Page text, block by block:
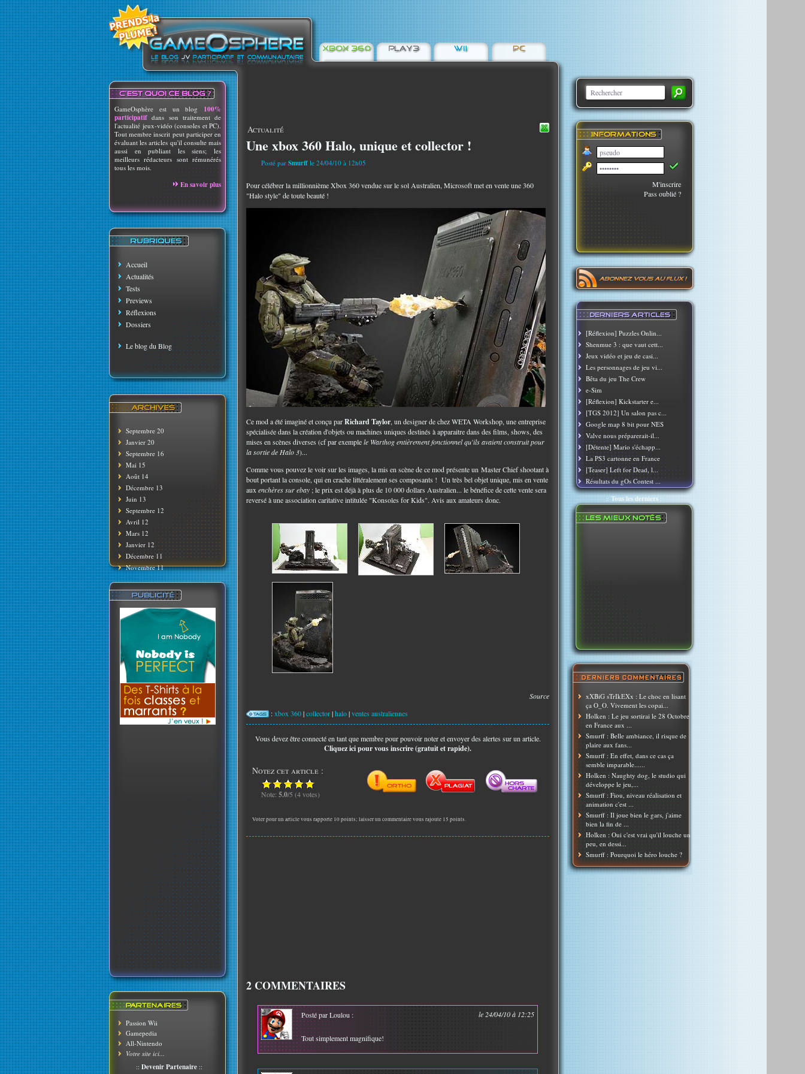
GameOsphère est un blog 100%
participatif dans son traitement de
l'actualité jeux-vidéo (consoles et PC).
Tout membre inscrit peut participer en
évaluant les articles qu'il consulte mais
aussi en publiant les siens; les
meilleurs rédacteurs sont rémunérés
tous les mois.
En savoir plus
Accueil
Actualités
Tests
Previews
Réflexions
Dossiers
Le blog du Blog
Septembre 20
Janvier 20
Septembre 16
Mai 15
Août 14
Décembre 13
Juin 13
Septembre 12
Avril 12
Mars 12
Janvier 12
Décembre 11
Novembre 11
Passion Wii
Gamepedia
All-Nintendo
Votre site ici...
:: Devenir Partenaire ::
M'inscrire
Pass oublié ?
[Réflexion] Puzzles Onlin...
Shenmue 3 : que vaut cett...
Jeux vidéo et jeu de casi...
Les personnages de jeu vi...
Bêta du jeu The Crew
e-Sim
[Réflexion] Kickstarter e...
[TGS 2012] Un salon pas c...
Google map 8 bit pour NES
Valve nous préparerait-il...
[Détente] Mario s'échapp...
La PS3 cartonne en France
[Teaser] Left for Dead, l...
Résultats du gOs Contest ...
:: Tous les derniers::
xXBiG sTrIkEXx : Le choc en lisant
ça O_O. Vivement les copai...
Holken : Le jeu sortirai le 28 Octobre
en France aux ...
Smurff : Belle ambiance, il risque de
plaire aux fans...
Smurff : En effet, dans ce cas ça
semble imparable......
Holken : Naughty dog, le studio qui
développe le jeu,...
Smurff : Fiou, niveau réalisation et
animation c'est ...
Smurff : Il joue bien le gars, j'aime
bien la fin de ...
Holken : Oui c'est vrai qu'il louche un
peu, en dessi...
Smurff : Pourquoi le héro louche ?
Actualité
Une xbox 360 Halo, unique et collector !
Posté par Smurff le 24/04/10 à 12h05
Pour célébrer la millionnième Xbox 360 vendue sur le sol Australien, Microsoft met en vente une 360
"Halo style" de toute beauté !
Ce mod a été imaginé et conçu parRichard Taylor, un designer de chez WETA Workshop, une entreprise
spécialisée dans la création d'objets ou machines uniques destinés à apparaitre dans des films, shows, des
mises en scènes diverses (cf par exemplele Warthog entièrement fonctionnel qu'ils avaient construit pour
la sortie de Halo 3)...
Comme vous pouvez le voir sur les images, la mis en scène de ce mod présente un Master Chief shootant à
bout portant la console, qui en crache littéralement ses composants ! Un très bel objet unique, mis en vente
aux enchères sur ebay ; le prix est déjà à plus de 10 000 dollars Australien... le bénéfice de cette vente sera
reversé à une association caritative intitulée "Konsoles for Kids". Avis aux amateurs donc.
Source
:xbox 360|collector|halo|ventes australiennes
Vous devez être connecté en tant que membre pour pouvoir noter et envoyer des alertes sur un article.
Cliquez ici pour vous inscrire (gratuit et rapide).
Notez cet article :
Note: 5.0/5 (4 votes)
Voter pour un article vous rapporte 10 points; laisser un commentaire vous rajoute 15 points.
2 COMMENTAIRES
Posté par Loulou : le 24/04/10 à 12:25
Tout simplement magnifique!